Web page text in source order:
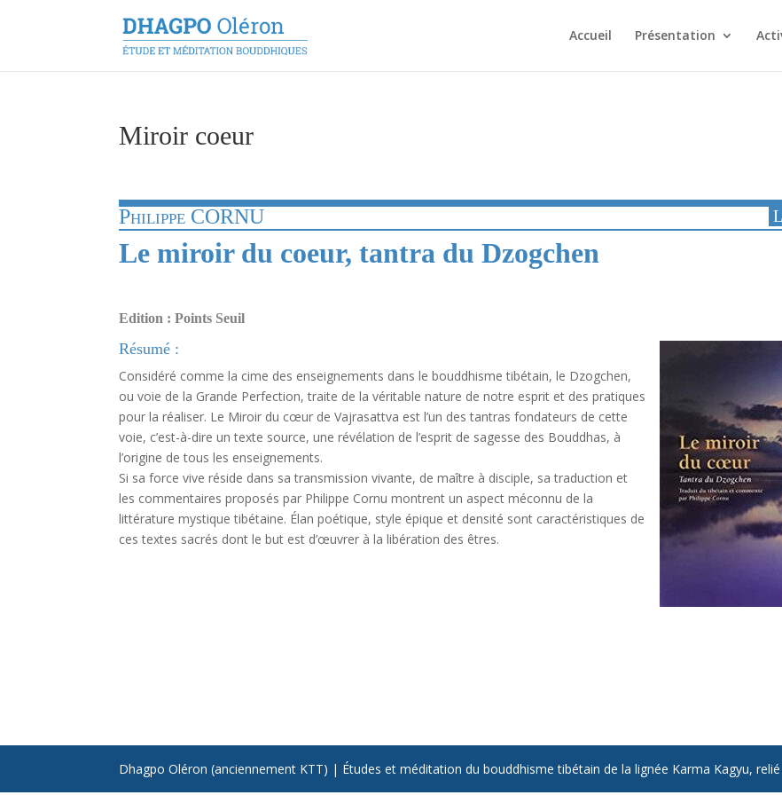
Accueil Présentation
Miroir coeur
Philippe CORNU
Le miroir du coeur, tantra du Dzogchen
Edition : Points Seuil
Résumé :
Considéré comme la cime des enseignements dans le bouddhisme tibétain, le Dzogchen,
ou voie de la Grande Perfection, traite de la véritable nature de notre esprit et des pratiques
pour la réaliser. Le Miroir du cœur de Vajrasattva est l’un des tantras fondateurs de cette
voie, c’est-à-dire un texte source, une révélation de l’esprit de sagesse des Bouddhas, à
l’origine de tous les enseignements.
Si sa force vive réside dans sa transmission vivante, de maître à disciple, sa traduction et
les commentaires proposés par Philippe Cornu montrent un aspect méconnu de la
littérature mystique tibétaine. Élan poétique, style épique et densité sont caractéristiques de
ces textes sacrés dont le but est d’œuvrer à la libération des êtres.
Dhagpo Oléron (anciennement KTT) | Études et méditation du bouddhisme tibétain de la lignée Karma Kagyu, relié